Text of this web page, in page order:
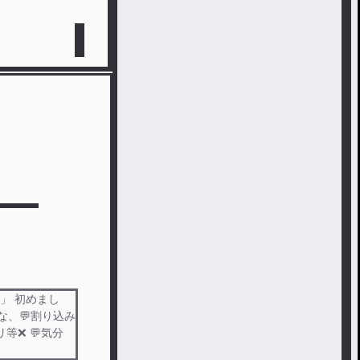
初めまし
、💬割り込み
❌ 💬気分